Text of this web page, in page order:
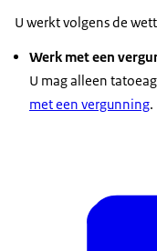
U werkt volgens de
Werk met een
U mag alleen
met een vergunning.